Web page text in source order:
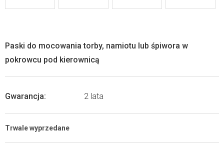
Trwale wyprzedane
Gwarancja: 2 lata
Paski do mocowania torby, namiotu lub śpiwora w
pokrowcu pod kierownicą